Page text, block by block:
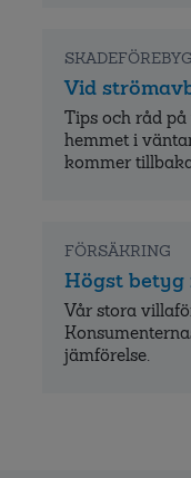
Vid
Tips och råd
hemmet i
kommer
FÖRSÄKRING
Högst
Vår stora
jämförelse.